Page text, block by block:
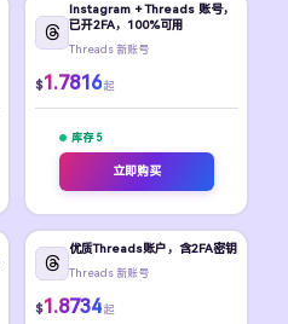
Instagram + Threads 账号，
已开2FA，100%可用
Threads 新账号
$1.7816 起
库存 5
立即购买
优质Threads账户，含2FA密钥
Threads 新账号
$1.8734 起